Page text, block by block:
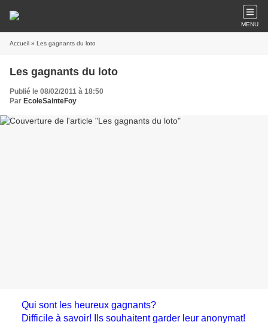
MENU
Accueil » Les gagnants du loto
Les gagnants du loto
Publié le 08/02/2011 à 18:50
Par EcoleSainteFoy
Qui sont les heureux gagnants?
Difficile à savoir! Ils souhaitent garder leur anonymat!